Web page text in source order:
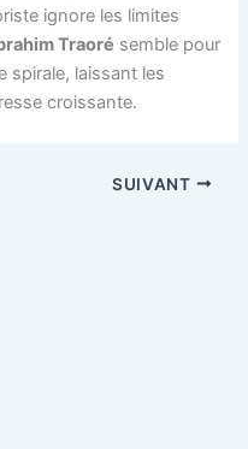
ignore les limites
Traoré semble pour
spirale, laissant les
croissante.
SUIVANT